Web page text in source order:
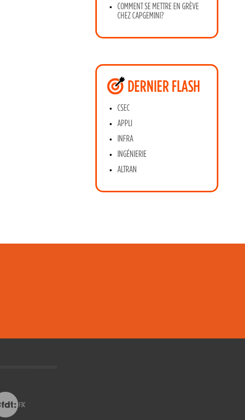
COMMENT SE METTRE EN GRÈVE
CHEZ CAPGEMINI?
DERNIER FLASH
CSEC
APPLI
INFRA
INGÉNIERIE
ALTRAN